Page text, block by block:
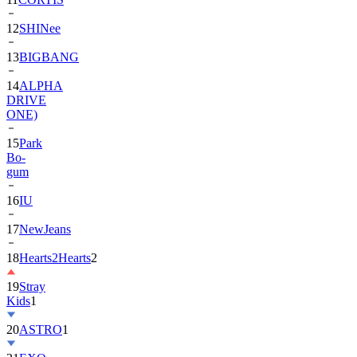
13BIGBANG
14ALPHA
DRIVE
ONE)
15Park
Bo-
gum
16IU
17NewJeans
18Hearts2Hearts
19Stray
Kids
20ASTRO
21EXO